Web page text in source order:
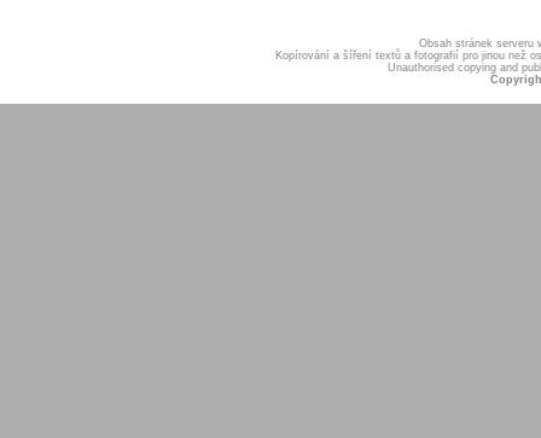
Obsah stránek serveru
Kopírování a šíření textů a fotografií pro jinou než
Unauthorised copying and